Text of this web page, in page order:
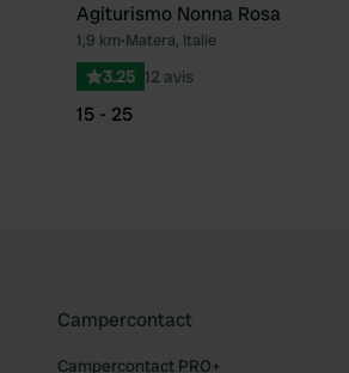
Agiturismo Nonna Rosa
1,9 km•Matera, Italie
3.25 12 avis
15 - 25
Campercontact
Campercontact PRO+